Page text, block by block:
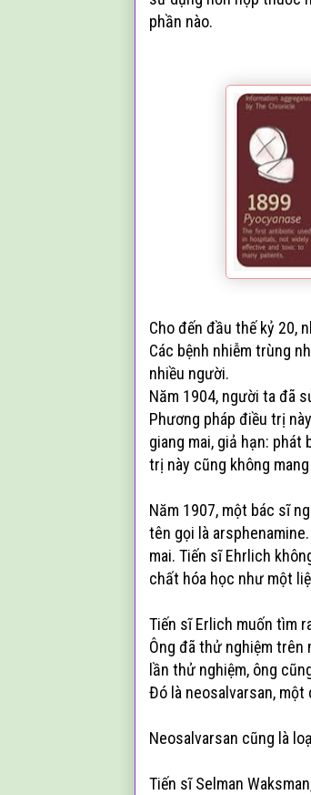
phần nào.
Cho đến đầu thế kỷ 20,
Các bệnh nhiễm trùng
nhiều người.
Năm 1904, người ta đã
Phương pháp điều trị
giang mai, giả hạn:
trị này cũng không
Năm 1907, một bác sĩ
tên gọi là
mai. Tiến sĩ Ehrlich
chất hóa học như một
Tiến sĩ Erlich muốn tìm
Ông đã thử nghiệm
lần thử nghiệm, ông
Đó là neosalvarsan,
Neosalvarsan cũng là
Tiến sĩ Selman